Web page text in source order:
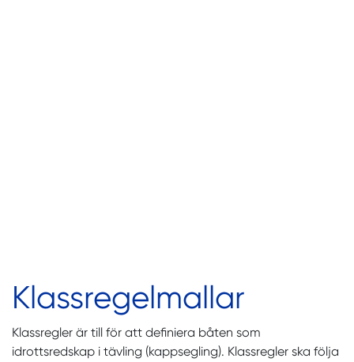
Klassregelmallar
Klassregler är till för att definiera båten som
idrottsredskap i tävling (kappsegling). Klassregler ska följa